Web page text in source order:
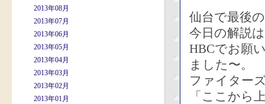
2013年08月
2013年07月
2013年06月
2013年05月
2013年04月
2013年03月
2013年02月
2013年01月
仙台で最後
今日の解説
HBCでお願
ました〜。
ファイター
「ここから